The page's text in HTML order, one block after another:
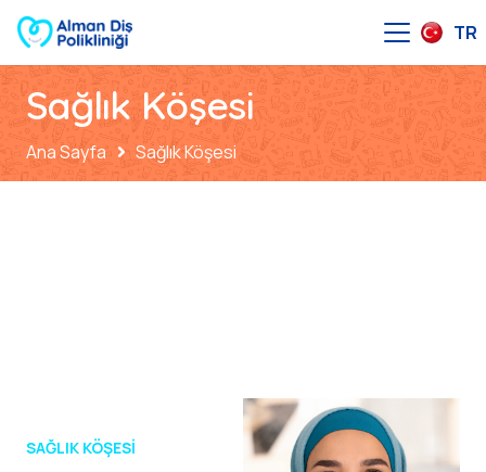
TR
Sağlık Köşesi
Ana Sayfa Sağlık Köşesi
SAĞLIK KÖŞESI